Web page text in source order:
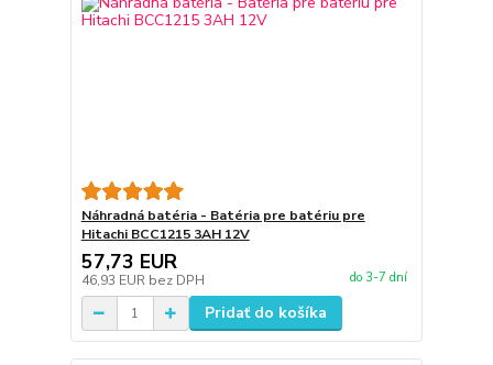
Náhradná batéria - Batéria pre batériu pre
Hitachi BCC1215 3AH 12V
57,73 EUR
46,93 EUR bez DPH do 3-7 dní
Pridať do košíka